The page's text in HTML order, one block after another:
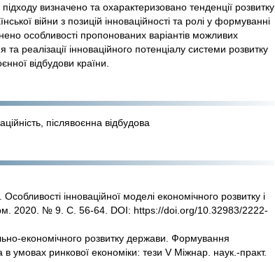
визначено та охарактеризовано тенденції розвитку
війни з позицій інноваційності та ролі у формуванні
особливості пропонованих варіантів можливих
реалізації інноваційного потенціалу системи розвитку
відбудови країни.
післявоєнна відбудова
інноваційної моделі економічного розвитку і
2020. № 9. С. 56-64. DOI: https://doi.org/10.32983/2222-
економічного розвитку держави. Формування
умовах ринкової економіки: тези V Міжнар. наук.‐практ.